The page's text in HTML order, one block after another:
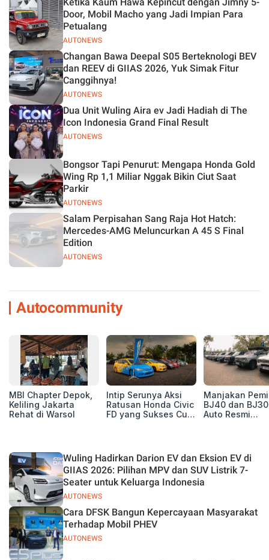
Jelas
AUTONEWS
Door, Mobil Macho yang Jadi Impian Para
Petualang
AUTONEWS
Changan Bawa Deepal S05 Berteknologi BEV
dan REEV di GIIAS 2026, Yuk Simak Fitur
Canggihnya!
AUTONEWS
Dua Unit Wuling Aira ev Jadi Hadiah di The
Icon Indonesia Grand Final Result
AUTONEWS
Bongsor Tapi Penurut: Mengapa Honda Gold
Wing Rp 1,1 Miliar Nggak Bikin Ciut Saat
Parkir
AUTONEWS
Salam Perpisahan Sang Raja Hot Hatch:
Mercedes-AMG Meluncurkan A 45 S Final
Edition
Autocommunity
MBI Chapter Depok,
Keliling Jakarta
Rehat di Warsol
Intip Serunya Aksi
Ratusan Honda Civic
FD yang Sukses Curi
Manjakan
BJ40 dan
Auto Resmi
AUTONEWS
Wuling Hadirkan Darion EV dan Eksion EV di
GIIAS 2026: Pilihan MPV dan SUV Listrik 7-
Seater untuk Keluarga Indonesia
AUTONEWS
Cara DFSK Bangun Kepercayaan Masyarakat
Terhadap Mobil PHEV